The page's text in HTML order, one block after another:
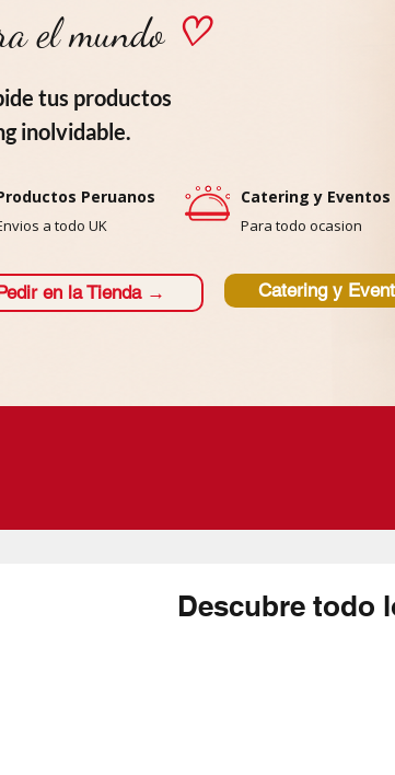
el mundo ♡
tus productos
inolvidable.
Peruanos
a todo UK
Catering y Eventos
Para todo ocasion
en la Tienda → Catering y
Descubre todo